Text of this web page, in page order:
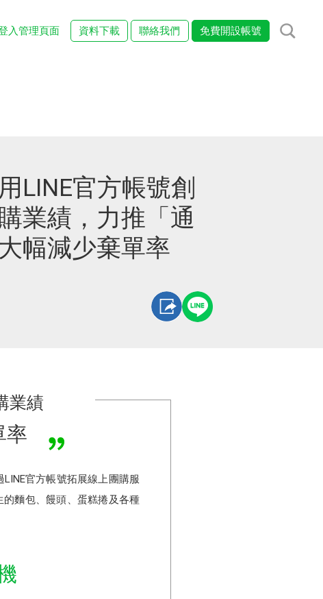
入管理頁面 資料下載 聯絡我們 免費開設帳號
LINE官方帳號創
業績，力推「通
幅減少棄單率
業績
率
官方帳號拓展線上團購服
麵包、饅頭、蛋糕捲及各種